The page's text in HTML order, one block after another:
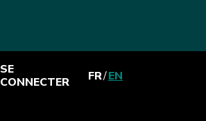
SE
CONNECTER
FR/EN